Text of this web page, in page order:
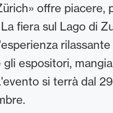
offre piacere,
fiera sul Lago di
espositori,
si terrà dal